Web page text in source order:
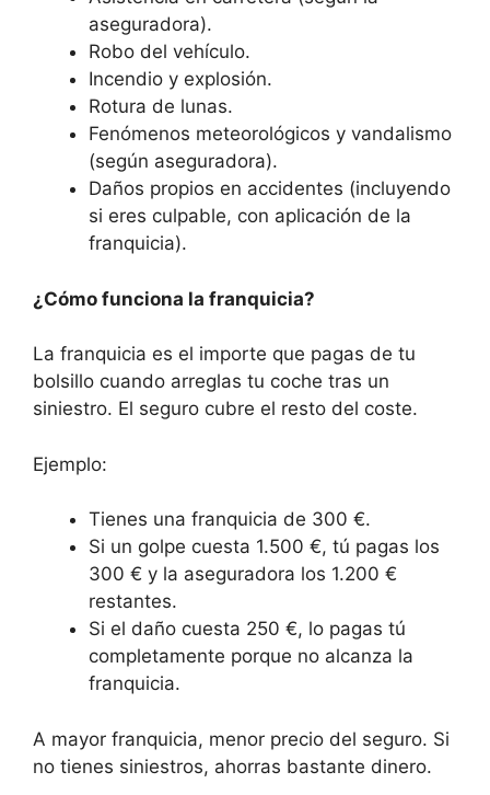
aseguradora).
Robo del vehículo.
Incendio y explosión.
Rotura de lunas.
Fenómenos meteorológicos y vandalismo
(según aseguradora).
Daños propios en accidentes (incluyendo
si eres culpable, con aplicación de la
franquicia).
¿Cómo funciona la franquicia?
La franquicia es el importe que pagas de tu
bolsillo cuando arreglas tu coche tras un
siniestro. El seguro cubre el resto del coste.
Ejemplo:
Tienes una franquicia de 300 €.
Si un golpe cuesta 1.500 €, tú pagas los
300 € y la aseguradora los 1.200 €
restantes.
Si el daño cuesta 250 €, lo pagas tú
completamente porque no alcanza la
franquicia.
A mayor franquicia, menor precio del seguro. Si
no tienes siniestros, ahorras bastante dinero.